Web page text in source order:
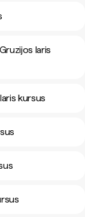
laris
kursus